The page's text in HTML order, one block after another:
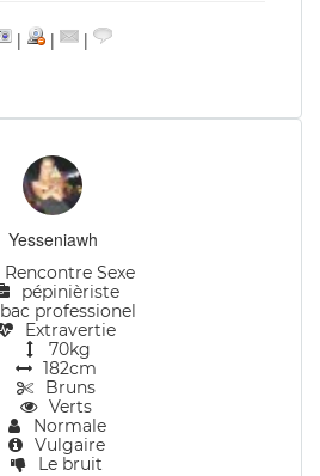
| | |
Yesseniawh
Rencontre Sexe
pépinièriste
bac professionel
Extravertie
70kg
182cm
Bruns
Verts
Normale
Vulgaire
Le bruit